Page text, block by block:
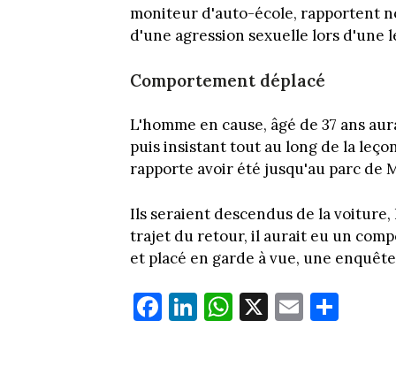
moniteur d'auto-école, rapportent
d'une agression sexuelle lors d'une
Comportement déplacé
L'homme en cause, âgé de 37 ans
puis insistant tout au long de la
rapporte avoir été jusqu'au parc de
Ils seraient descendus de la
trajet du retour, il aurait eu un
et placé en garde à vue, une
Fa
ce
Li
nk
W
ha
X E
m